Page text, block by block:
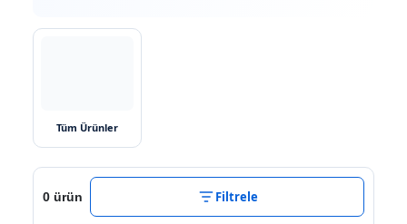
Tüm Ürünler
0 ürün Filtrele